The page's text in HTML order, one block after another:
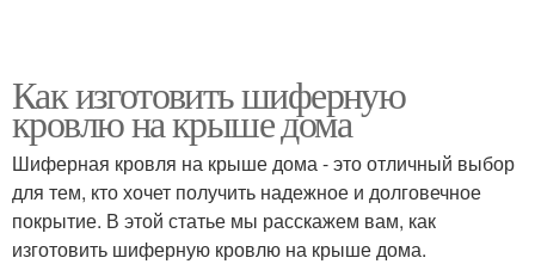
Как изготовить шиферную
кровлю на крыше дома
Шиферная кровля на крыше дома - это отличный выбор
для тем, кто хочет получить надежное и долговечное
покрытие. В этой статье мы расскажем вам, как
изготовить шиферную кровлю на крыше дома.